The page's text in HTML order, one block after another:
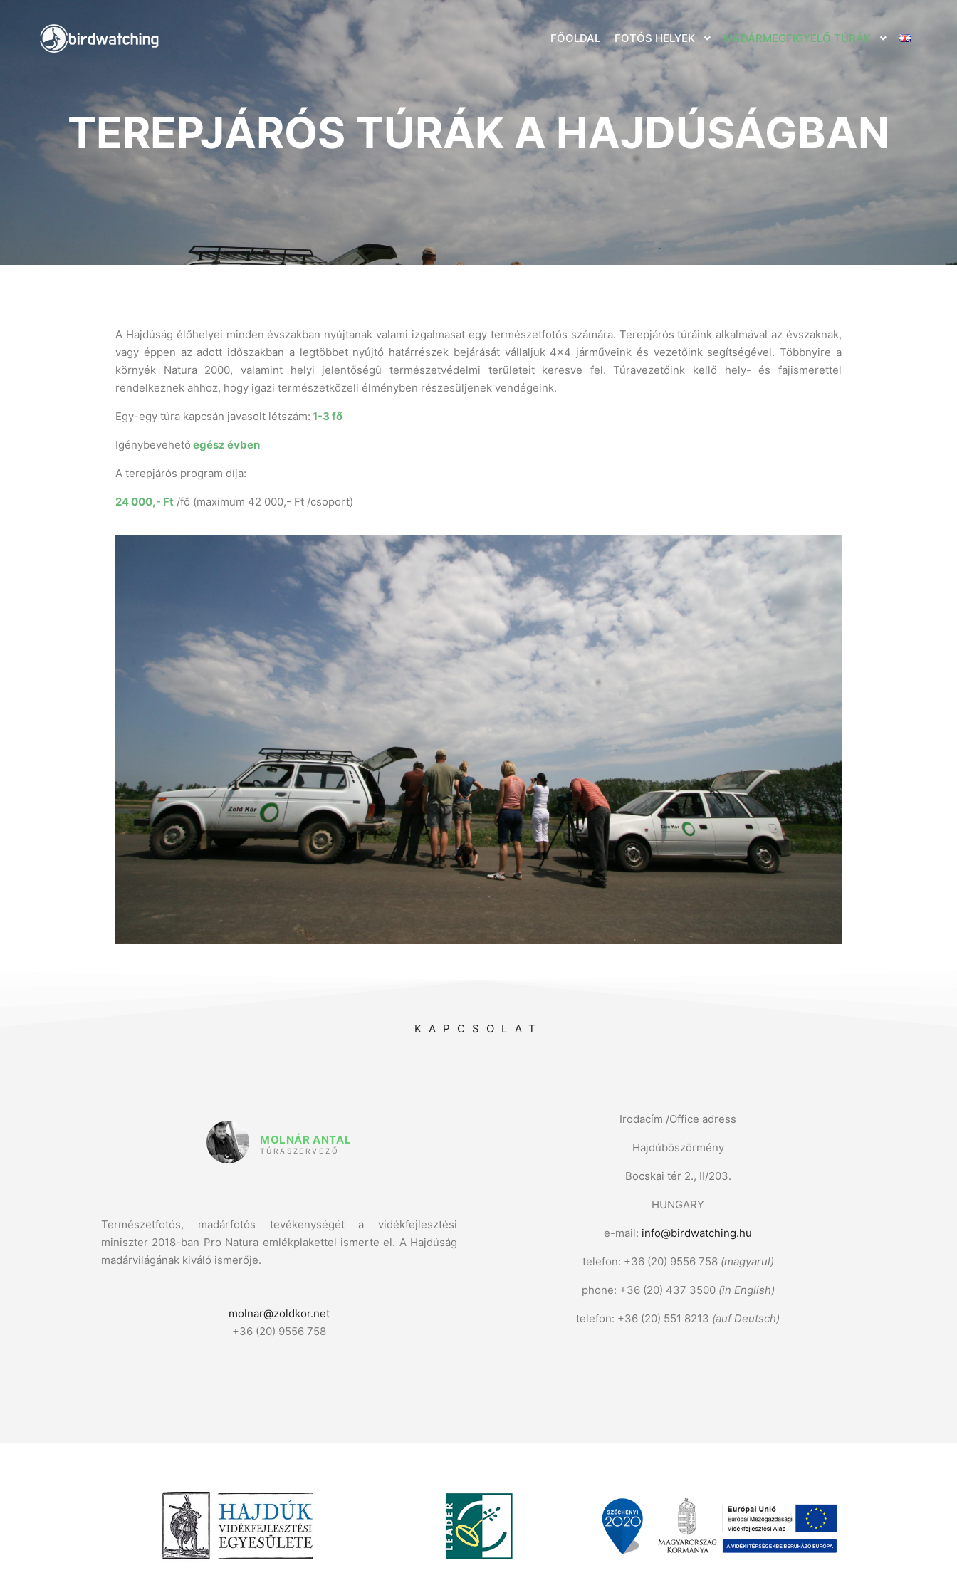
FŐOLDAL FOTÓS HELYEK MADÁRMEGFIGYELŐ TÚRÁK
TEREPJÁRÓS TÚRÁK A HAJDÚSÁGBAN
A Hajdúság élőhelyei minden évszakban nyújtanak valami izgalmasat egy természetfotós számára. Terepjárós túráink alkalmával az évszaknak,
vagy éppen az adott időszakban a legtöbbet nyújtó határrészek bejárását vállaljuk 4×4 járműveink és vezetőink segítségével. Többnyire a
környék Natura 2000, valamint helyi jelentőségű természetvédelmi területeit keresve fel. Túravezetőink kellő hely- és fajismerettel
rendelkeznek ahhoz, hogy igazi természetközeli élményben részesüljenek vendégeink.
Egy-egy túra kapcsán javasolt létszám: 1-3 fő
Igénybevehető egész évben
A terepjárós program díja:
24 000,- Ft /fő (maximum 42 000,- Ft /csoport)
KAPCSOLAT
MOLNÁR ANTAL
TÚRASZERVEZŐ
Természetfotós, madárfotós tevékenységét a vidékfejlesztési
miniszter 2018-ban Pro Natura emlékplakettel ismerte el. A Hajdúság
madárvilágának kiváló ismerője.
molnar@zoldkor.net
+36 (20) 9556 758
Irodacím /Office adress
Hajdúböszörmény
Bocskai tér 2., II/203.
HUNGARY
e-mail: info@birdwatching.hu
telefon: +36 (20) 9556 758 (magyarul)
phone: +36 (20) 437 3500 (in English)
telefon: +36 (20) 551 8213 (auf Deutsch)